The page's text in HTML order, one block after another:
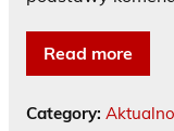
Read more
Category: